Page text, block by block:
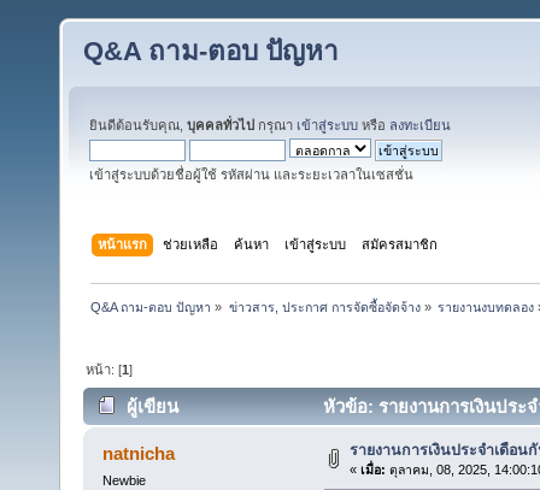
Q&A ถาม-ตอบ ปัญหา
ยินดีต้อนรับคุณ, บุคคลทั่วไป กรุณา เข้าสู่ระบบ หรือ ลงทะเบียน
เข้าสู่ระบบด้วยชื่อผู้ใช้ รหัสผ่าน และระยะเวลาในเซสชั่น
หน้าแรก ช่วยเหลือ ค้นหา เข้าสู่ระบบ สมัครสมาชิก
Q&A ถาม-ตอบ ปัญหา » ข่าวสาร, ประกาศ การจัดซื้อจัดจ้าง» รายงานงบทดลอง
หน้า: [1]
ผู้เขียน หัวข้อ: รายงานการเงินประ
natnicha
Newbie
รายงานการเงินประจำเดือน
« เมื่อ: ตุลาคม, 08, 2025,